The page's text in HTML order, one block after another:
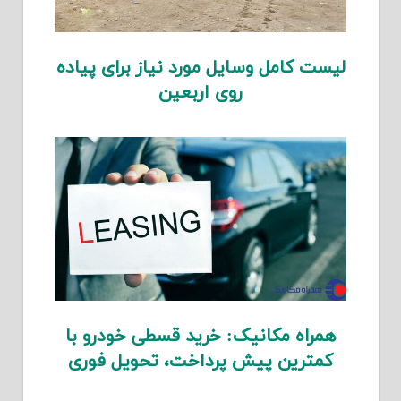
لیست کامل وسایل مورد نیاز برای پیاده
روی اربعین
همراه مکانیک: خرید قسطی خودرو با
کمترین پیش پرداخت، تحویل فوری